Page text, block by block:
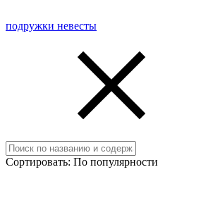
подружки невесты
Сортировать: По популярности